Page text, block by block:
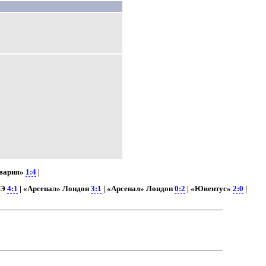
1:4|
4:1 | «Арсенал» Лондон 3:1 | «Арсенал» Лондон 0:2 | «Ювентус» 2:0 |